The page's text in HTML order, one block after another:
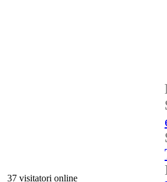
37 visitatori online